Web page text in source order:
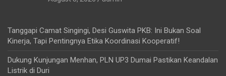
Tanggapi Camat Singingi, Desi Guswita PKB: Ini Bukan Soal
Kinerja, Tapi Pentingnya Etika Koordinasi Kooperatif!
Dukung Kunjungan Menhan, PLN UP3 Dumai Pastikan Keandalan
Listrik di Duri